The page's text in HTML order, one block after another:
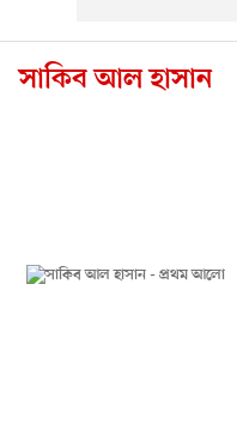
সাকিব আল হাসান